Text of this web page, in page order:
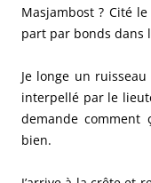
Masjambost ? Cité
part par bonds dans
Je longe un
interpellé par le
demande
bien.